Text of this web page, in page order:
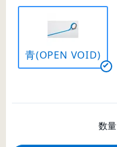
青(OPEN VOID)
数量